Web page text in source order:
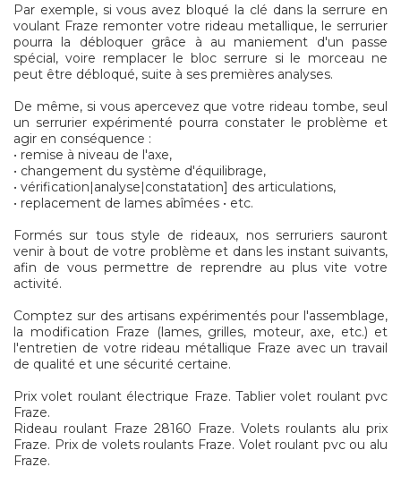
Par exemple, si vous avez bloqué la clé dans la serrure en
voulant Fraze remonter votre rideau metallique, le serrurier
pourra la débloquer grâce à au maniement d'un passe
spécial, voire remplacer le bloc serrure si le morceau ne
peut être débloqué, suite à ses premières analyses.
De même, si vous apercevez que votre rideau tombe, seul
un serrurier expérimenté pourra constater le problème et
agir en conséquence :
• remise à niveau de l'axe,
• changement du système d'équilibrage,
• vérification|analyse|constatation] des articulations,
• replacement de lames abîmées • etc.
Formés sur tous style de rideaux, nos serruriers sauront
venir à bout de votre problème et dans les instant suivants,
afin de vous permettre de reprendre au plus vite votre
activité.
Comptez sur des artisans expérimentés pour l'assemblage,
la modification Fraze (lames, grilles, moteur, axe, etc.) et
l'entretien de votre rideau métallique Fraze avec un travail
de qualité et une sécurité certaine.
Prix volet roulant électrique Fraze. Tablier volet roulant pvc
Fraze.
Rideau roulant Fraze 28160 Fraze. Volets roulants alu prix
Fraze. Prix de volets roulants Fraze. Volet roulant pvc ou alu
Fraze.